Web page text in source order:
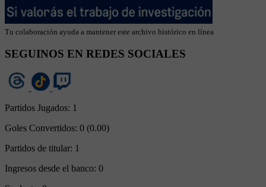
Tu colaboración ayuda a mantener este archivo histórico en línea
SEGUINOS EN REDES SOCIALES
Partidos Jugados: 1
Goles Convertidos: 0 (0.00)
Partidos de titular: 1
Ingresos desde el banco: 0